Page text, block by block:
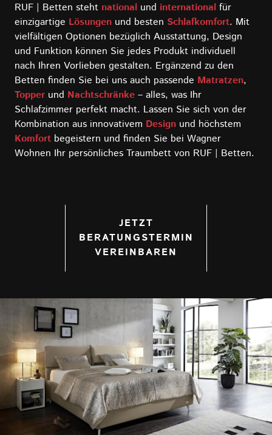
RUF | Betten steht national und international für
einzigartige Lösungen und besten Schlafkomfort. Mit
vielfältigen Optionen bezüglich Ausstattung, Design
und Funktion können Sie jedes Produkt individuell
nach Ihren Vorlieben gestalten. Ergänzend zu den
Betten finden Sie bei uns auch passende Matratzen,
Topper und Nachtschränke – alles, was Ihr
Schlafzimmer perfekt macht. Lassen Sie sich von der
Kombination aus innovativem Design und höchstem
Komfort begeistern und finden Sie bei Wagner
Wohnen Ihr persönliches Traumbett von RUF | Betten.
JETZT
BERATUNGSTERMIN
VEREINBAREN